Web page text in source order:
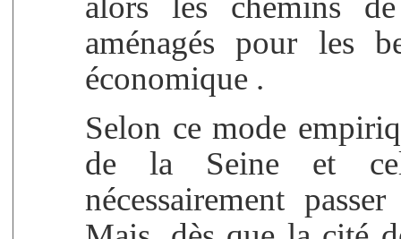
aménagés pour les
économique .
Selon ce mode
de la Seine et
nécessairement